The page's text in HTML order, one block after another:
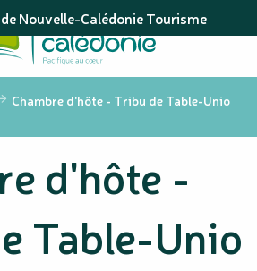
Nouvelle-Calédonie Tourisme
Chambre d'hôte - Tribu de Table-Unio
d'hôte -
Table-Unio